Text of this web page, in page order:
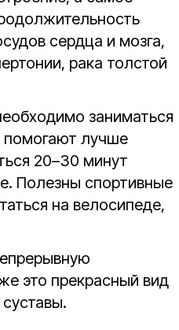
сердца и мозга,
рака толстой
заниматься
помогают лучше
20–30 минут
Полезны спортивные
на велосипеде,
это прекрасный вид